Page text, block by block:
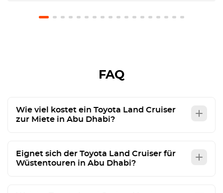
FAQ
Wie viel kostet ein Toyota Land Cruiser
zur Miete in Abu Dhabi?
Eignet sich der Toyota Land Cruiser für
Wüstentouren in Abu Dhabi?